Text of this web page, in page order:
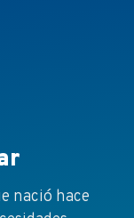
nació hace